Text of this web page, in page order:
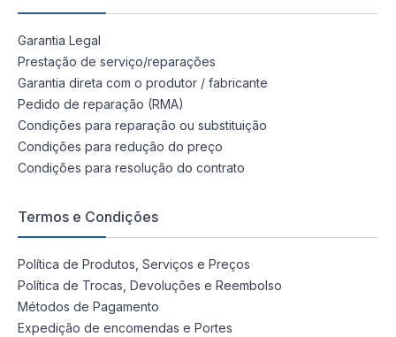
Garantia Legal
Prestação de serviço/reparações
Garantia direta com o produtor / fabricante
Pedido de reparação (RMA)
Condições para reparação ou substituição
Condições para redução do preço
Condições para resolução do contrato
Termos e Condições
Política de Produtos, Serviços e Preços
Política de Trocas, Devoluções e Reembolso
Métodos de Pagamento
Expedição de encomendas e Portes